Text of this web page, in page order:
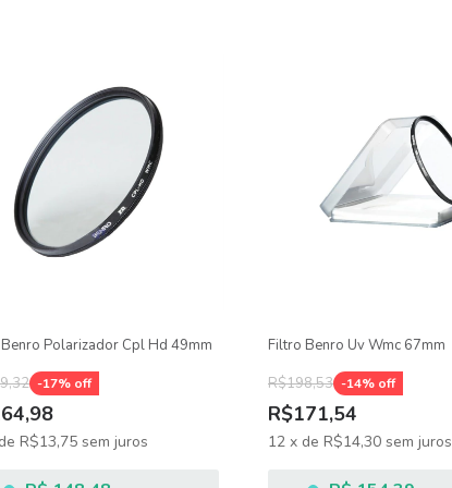
Polarizador Cpl Hd 49mm
-17% off
de R$13,75 sem juros
Filtro Benro Uv Wmc 67mm
R$198,53 -14% off
R$171,54
12 x de R$14,30 sem juros